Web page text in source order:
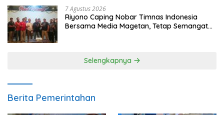
7 Agustus 2026
Riyono Caping Nobar Timnas Indonesia
Bersama Media Magetan, Tetap Semangat
Selengkapnya
Berita Pemerintahan